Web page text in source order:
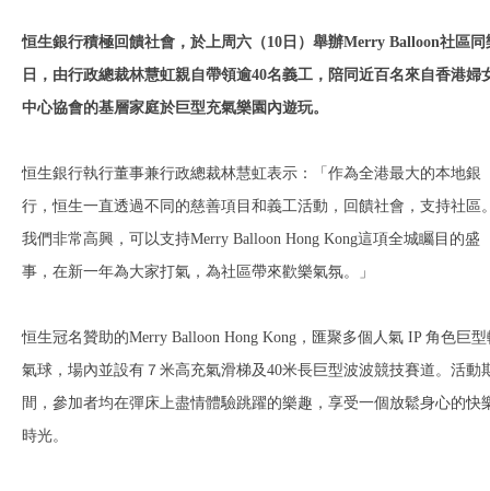
恒生銀行積極回饋社會，於上周六（10日）舉辦Merry Balloon社區同
日，由行政總裁林慧虹親自帶領逾40名義工，陪同近百名來自香港婦
中心協會的基層家庭於巨型充氣樂園內遊玩。
恒生銀行執行董事兼行政總裁林慧虹表示：「作為全港最大的本地銀
行，恒生一直透過不同的慈善項目和義工活動，回饋社會，支持社區
我們非常高興，可以支持Merry Balloon Hong Kong這項全城矚目的盛
事，在新一年為大家打氣，為社區帶來歡樂氣氛。」
恒生冠名贊助的Merry Balloon Hong Kong，匯聚多個人氣 IP 角色巨型
氣球，場內並設有７米高充氣滑梯及40米長巨型波波競技賽道。活動
間，參加者均在彈床上盡情體驗跳躍的樂趣，享受一個放鬆身心的快
時光。